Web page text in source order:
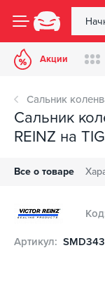
Акции
Сальник
Сальник
REINZ на
Все о товаре
Артикул: